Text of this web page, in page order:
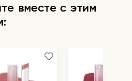
вместе с этим